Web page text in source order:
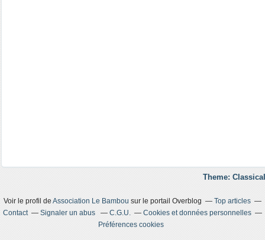
Theme:
Voir le profil de Association Le Bambou sur le portail Overblog
Top articles
Contact
Signaler un abus C.G.U.
Cookies et données personnelles
Préférences cookies